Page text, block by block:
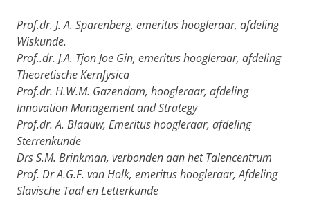
Prof.dr. J. A. Sparenberg, emeritus hoogleraar, afdeling
Wiskunde.
Prof..dr. J.A. Tjon Joe Gin, emeritus hoogleraar, afdeling
Theoretische Kernfysica
Prof.dr. H.W.M. Gazendam, hoogleraar, afdeling
Innovation Management and Strategy
Prof.dr. A. Blaauw, Emeritus hoogleraar, afdeling
Sterrenkunde
Drs S.M. Brinkman, verbonden aan het Talencentrum
Prof. Dr A.G.F. van Holk, emeritus hoogleraar, Afdeling
Slavische Taal en Letterkunde